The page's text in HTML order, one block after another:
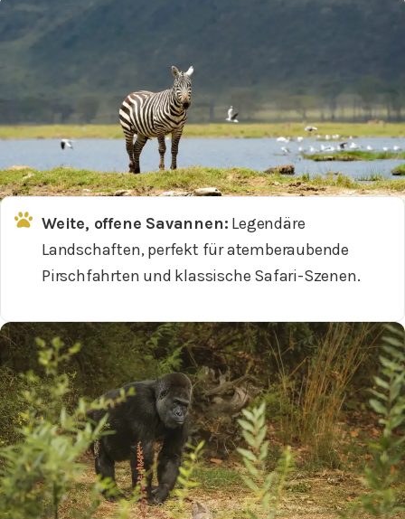
Weite, offene Savannen: Legendäre
Landschaften, perfekt für atemberaubende
Pirschfahrten und klassische Safari-Szenen.